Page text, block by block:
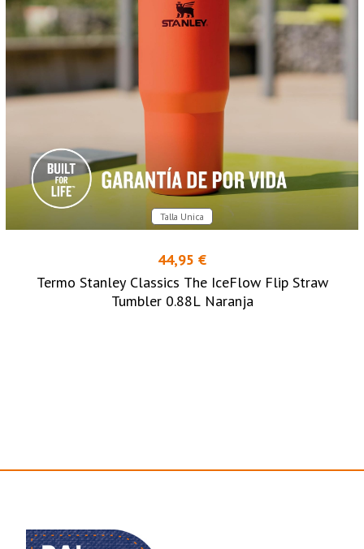
Talla Unica
44,95 €
Termo Stanley Classics The IceFlow Flip Straw
Tumbler 0.88L Naranja